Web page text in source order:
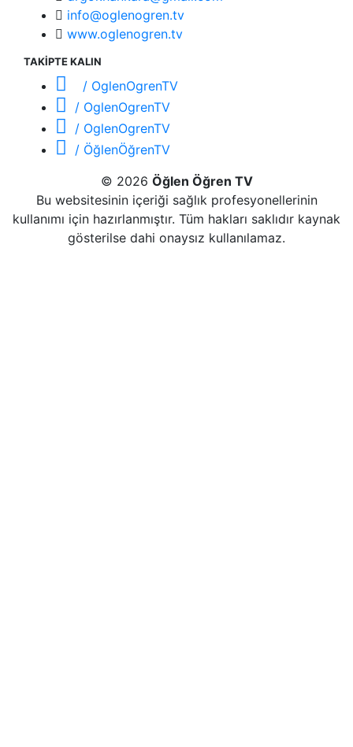
info@oglenogren.tv
www.oglenogren.tv
TAKİPTE KALIN
/ OglenOgrenTV
/ OglenOgrenTV
/ OglenOgrenTV
/ ÖğlenÖğrenTV
© 2026 Öğlen Öğren TV
Bu websitesinin içeriği sağlık profesyonellerinin
kullanımı için hazırlanmıştır. Tüm hakları saklıdır kaynak
gösterilse dahi onaysız kullanılamaz.